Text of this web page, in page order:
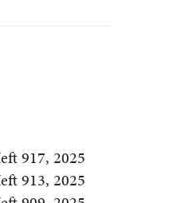
917, 2025
913, 2025